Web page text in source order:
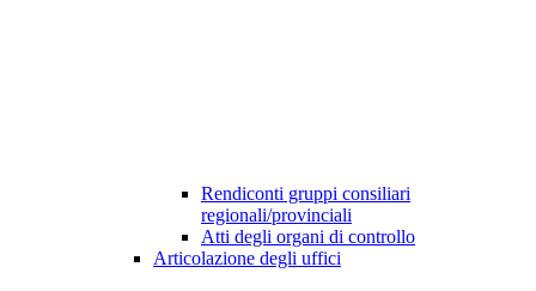
Rendiconti gruppi consiliari
regionali/provinciali
Atti degli organi di controllo
Articolazione degli uffici